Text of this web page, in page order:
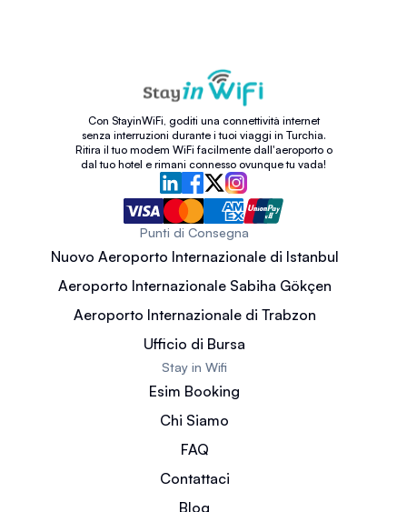
Con StayinWiFi, goditi una connettività internet
senza interruzioni durante i tuoi viaggi in Turchia.
Ritira il tuo modem WiFi facilmente dall'aeroporto o
dal tuo hotel e rimani connesso ovunque tu vada!
Punti di Consegna
Nuovo Aeroporto Internazionale di Istanbul
Aeroporto Internazionale Sabiha Gökçen
Aeroporto Internazionale di Trabzon
Ufficio di Bursa
Stay in Wifi
Esim Booking
Chi Siamo
FAQ
Contattaci
Blog